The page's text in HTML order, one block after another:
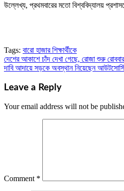
উল্লেখ্য, প্রথমবারের মতো বিশ্ববিদ্যালয়
Tags: বারো হাজার শিক্ষার্থীকে
Post
navigation
দেশের আকাশে চাঁদ দেখা গেছে, রোজা শুরু রোববার
দাবি আদায়ে সড়কে অবস্থান নিয়েছেন আউটসোর্সিং
Leave a Reply
Your email address will not be
Comment *